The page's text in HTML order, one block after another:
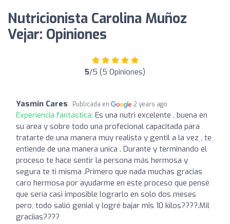
Nutricionista Carolina Muñoz
Vejar: Opiniones
5/5 (5 Opiniones)
Yasmin Cares Publicada en 2 years ago
Experiencia fantástica: Es una nutri excelente , buena en
su area y sobre todo una profecional capacitada para
tratarte de una manera muy realista y gentil a la vez , te
entiende de una manera unica . Durante y terminando el
proceso te hace sentir la persona más hermosa y
segura te ti misma .Primero que nada muchas gracias
caro hermosa por ayudarme en este proceso que pensé
que sería casi imposible lograrlo en solo dos meses
pero, todo salió genial y logré bajar mis 10 kilos????.Mil
graciias????